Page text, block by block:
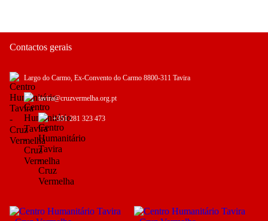
Contactos gerais
Largo do Carmo, Ex-Convento do Carmo 8800-311 Tavira
tavira@cruzvermelha.org.pt
+351 281 323 473